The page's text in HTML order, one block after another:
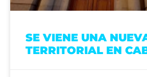
SE VIENE UNA
TERRITORIAL EN